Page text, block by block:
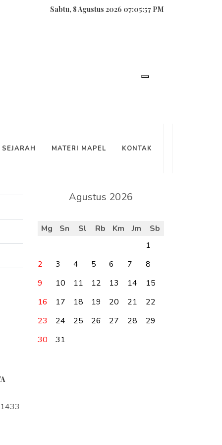
Sabtu, 8 Agustus 2026 07:05:57 PM
SEJARAH MATERI MAPEL KONTAK
Agustus 2026
Mg Sn Sl Rb Km Jm
Sb
1
2
3 4 5 6 7
8
9
10 11 12 13 14
15
16
17 18 19 20 21
22
23
24 25 26 27 28
29
30
31